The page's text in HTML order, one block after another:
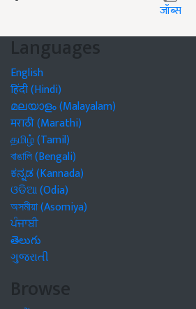
जॉब्स
Languages
English
हिंदी (Hindi)
മലയാളം (Malayalam)
मराठी (Marathi)
தமிழ் (Tamil)
বাঙালি (Bengali)
ಕನ್ನಡ (Kannada)
ଓଡିଆ (Odia)
অসমীয়া (Asomiya)
ਪੰਜਾਬੀ
తెలుగు
ગુજરાતી
Browse